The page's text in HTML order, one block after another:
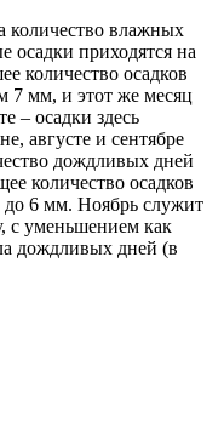
количество влажных
осадки приходятся на
количество осадков
7 мм, и этот же месяц
– осадки здесь
августе и сентябре
дождливых дней
количество осадков
до 6 мм. Ноябрь служит
с уменьшением как
дождливых дней (в